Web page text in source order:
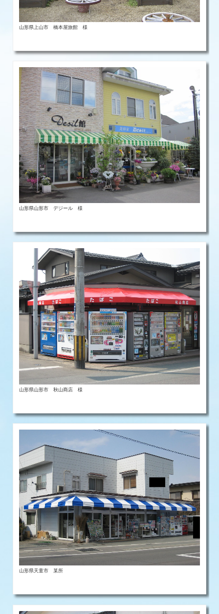
山形県上山市 橋本屋旅館 様
山形県山形市 デジール 様
山形県山形市 秋山商店 様
山形県天童市 某所